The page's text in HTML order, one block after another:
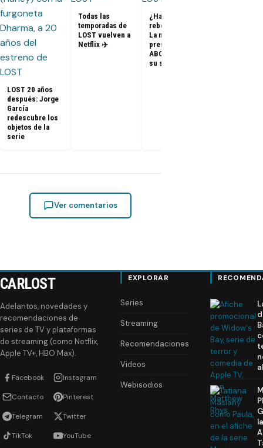
LOST 20 años
después: Jorge
García
redescubre los
objetos de la
serie
Todas las
temporadas de
LOST vuelven a
Netflix ✈️
¿Habrá un
reboot de Lost?
La nueva
presidenta de
ABC dice que es
su sueño
Ver comentarios
CARLOST
Adelantos, novedades y
recomendaciones de
series de TV y plataformas
de streaming (como Netflix,
Apple TV+, HBO Max).
Facebook Instagram
Contacto Pinterest
Telegram Twitter
TikTok YouTube
EXPLORAR
Series
Streaming
Recomendaciones
Videos
Webisodios